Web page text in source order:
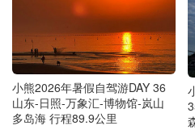
小熊2026年暑假自驾游DAY 36
山东-日照-万象汇-博物馆-岚山
多岛海 行程89.9公里